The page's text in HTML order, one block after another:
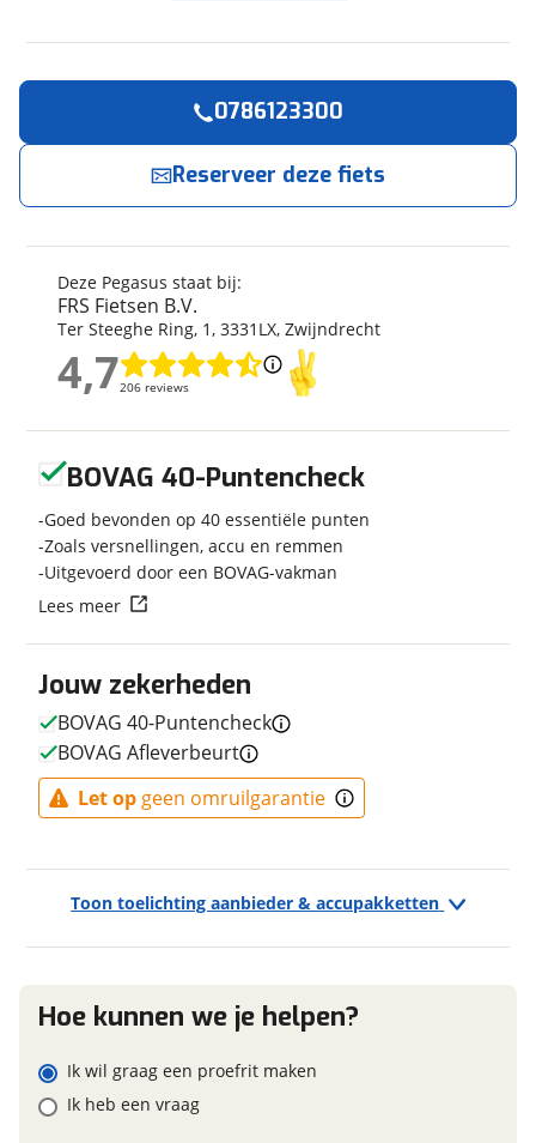
Pegasus
Model
Siena E7F Plus Belt NL
Frametype
Framehoogte
55 cm
Wielmaat
28 inch
Nieuw of occasion
Nieuw
Techniek
Aantal versnellingen
7
Framemateriaal
Aluminium
Kleur
Fabriekskleur
Blue Mat
Model remsysteem voor
Model primair remsysteem
achter
hydraulische velgrem
Elektrisch? Ja, E-bike
Financieel
BTW/marge
BTW
Bijtellingspercentage
Toon toelichting aanbieder & accupakketten
Deze Pegasus staat bij:
FRS Fietsen B.V.
Ter Steeghe Ring, 1, 3331LX, Zwijndrecht
4,7206 reviews
4,7
0786123300
Reserveer deze fiets
nu!
FRS Fietsen B.V. neemt snel contact met je op.
Jouw contactgegevens
Naam
E-mailadres
Telefoonnummer (optioneel)
Vraag mijn reservering aan
goed mogelijk bij de aanbieder te brengen. Lees hier meer
Jouw zekerheden
BOVAG 40-Puntencheck
BOVAG Afleverbeurt
Let op geen omruilgarantie
BOVAG 40-Puntencheck
Goed bevonden op 40 essentiële punten
Zoals versnellingen, accu en remmen
Uitgevoerd door een BOVAG-vakman
Lees meer
Hoe kunnen we je helpen?
Ik wil graag een proefrit maken
Ik heb een vraag